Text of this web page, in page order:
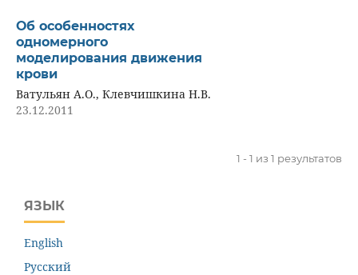
Об особенностях
одномерного
моделирования движения
крови
Ватульян А.О., Клевчишкина Н.В.
23.12.2011
1 - 1 из 1 результатов
ЯЗЫК
English
Русский